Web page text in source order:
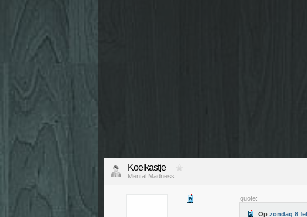
Koelkastje
Mental Madness
quote:
Op zondag 8